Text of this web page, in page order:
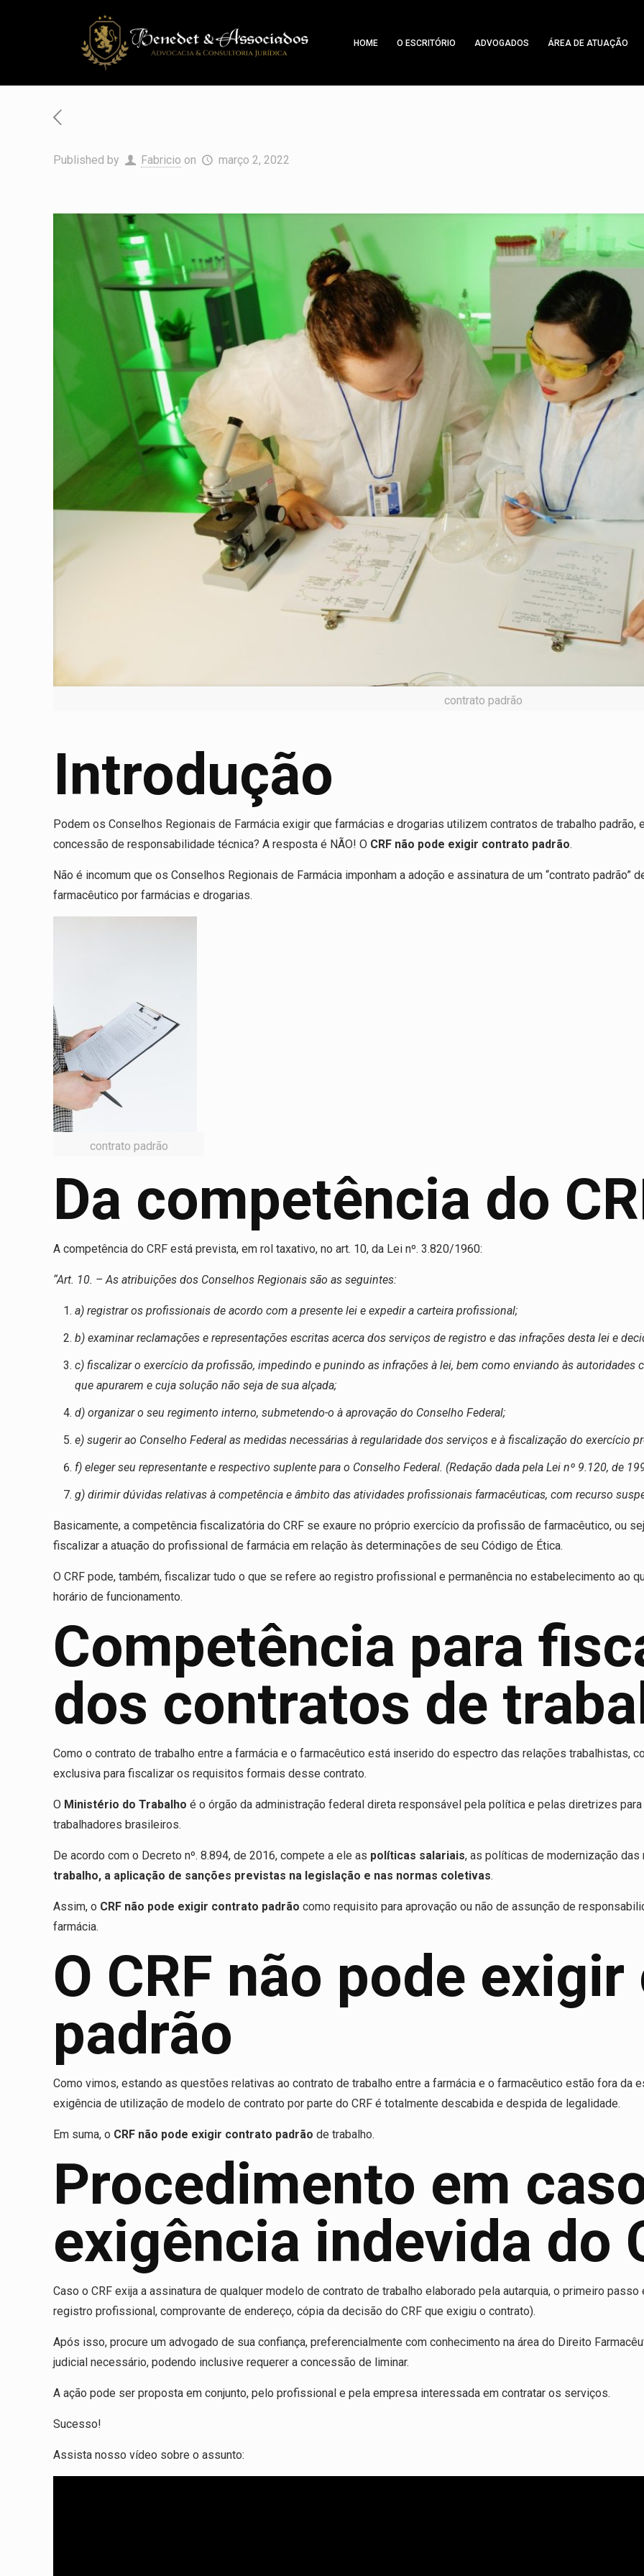
HOME O ESCRITÓRIO ADVOGADOS ÁREA DE ATUAÇÃO
Published by Fabricio on março 2, 2022
contrato padrão
Introdução
Podem os Conselhos Regionais de Farmácia exigir que farmácias e drogarias utilizem contratos de trabalho
concessão de responsabilidade técnica? A resposta é NÃO! O CRF não pode exigir contrato padrão.
Não é incomum que os Conselhos Regionais de Farmácia imponham a adoção e assinatura de um “contrato padrão”
farmacêutico por farmácias e drogarias.
contrato padrão
Da competência do
A competência do CRF está prevista, em rol taxativo, no art. 10, da Lei nº. 3.820/1960:
“Art. 10. – As atribuições dos Conselhos Regionais são as seguintes:
a) registrar os profissionais de acordo com a presente lei e expedir a carteira profissional;
b) examinar reclamações e representações escritas acerca dos serviços de registro e das infrações desta lei e
c) fiscalizar o exercício da profissão, impedindo e punindo as infrações à lei, bem como enviando às
que apurarem e cuja solução não seja de sua alçada;
d) organizar o seu regimento interno, submetendo-o à aprovação do Conselho Federal;
e) sugerir ao Conselho Federal as medidas necessárias à regularidade dos serviços e à fiscalização do exercício
f) eleger seu representante e respectivo suplente para o Conselho Federal. (Redação dada pela Lei nº 9.120, de
g) dirimir dúvidas relativas à competência e âmbito das atividades profissionais farmacêuticas, com recurso
Basicamente, a competência fiscalizatória do CRF se exaure no próprio exercício da profissão de farmacêutico, ou
fiscalizar a atuação do profissional de farmácia em relação às determinações de seu Código de Ética.
O CRF pode, também, fiscalizar tudo o que se refere ao registro profissional e permanência no estabelecimento ao
horário de funcionamento.
Competência para
dos contratos de
Como o contrato de trabalho entre a farmácia e o farmacêutico está inserido do espectro das relações trabalhistas,
exclusiva para fiscalizar os requisitos formais desse contrato.
O Ministério do Trabalhoé o órgão da administração federal direta responsável pela política e pelas diretrizes
trabalhadores brasileiros.
De acordo com o Decreto nº. 8.894, de 2016, compete a ele as políticas salariais, as políticas de modernização
trabalho, a aplicação de sanções previstas na legislação e nas normas coletivas.
Assim, o CRF não pode exigir contrato padrão como requisito para aprovação ou não de assunção de
farmácia.
O CRF não pode
padrão
Como vimos, estando as questões relativas ao contrato de trabalho entre a farmácia e o farmacêutico estão fora da
exigência de utilização de modelo de contrato por parte do CRF é totalmente descabida e despida de legalidade.
Em suma, o CRF não pode exigir contrato padrão de trabalho.
Procedimento em
exigência indevida do
Caso o CRF exija a assinatura de qualquer modelo de contrato de trabalho elaborado pela autarquia, o primeiro passo
registro profissional, comprovante de endereço, cópia da decisão do CRF que exigiu o contrato).
Após isso, procure um advogado de sua confiança, preferencialmente com conhecimento na área do Direito
judicial necessário, podendo inclusive requerer a concessão de liminar.
A ação pode ser proposta em conjunto, pelo profissional e pela empresa interessada em contratar os serviços.
Sucesso!
Assista nosso vídeo sobre o assunto: